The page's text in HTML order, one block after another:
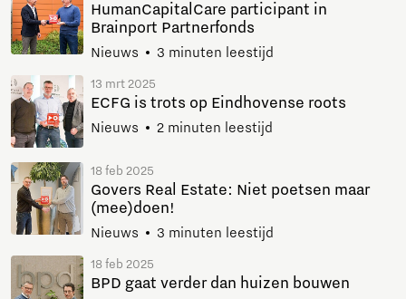
HumanCapitalCare participant in
Brainport Partnerfonds
Nieuws 3 minuten leestijd
13 mrt 2025
ECFG is trots op Eindhovense roots
Nieuws 2 minuten leestijd
18 feb 2025
Govers Real Estate: Niet poetsen maar
(mee)doen!
Nieuws 3 minuten leestijd
18 feb 2025
BPD gaat verder dan huizen bouwen